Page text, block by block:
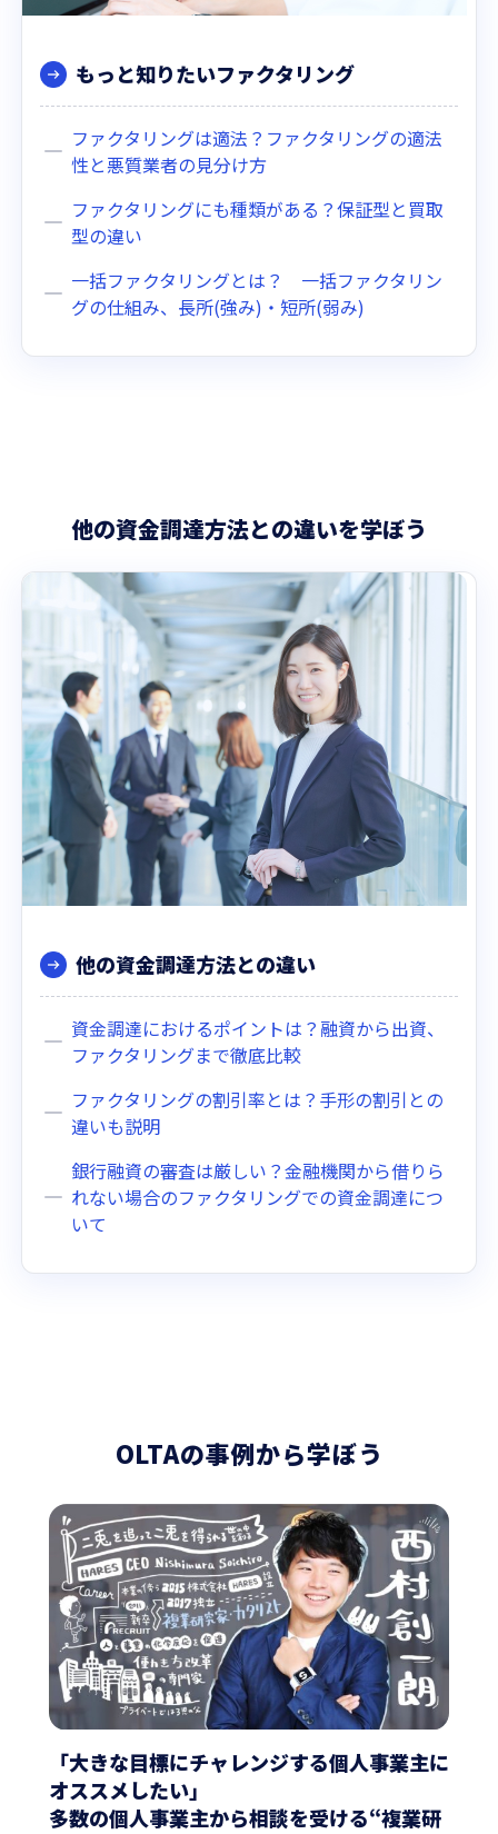
もっと知りたいファクタリング
ファクタリングは適法？ファクタリングの適法
性と悪質業者の見分け方
ファクタリングにも種類がある？保証型と買取
型の違い
一括ファクタリングとは？ 一括ファクタリン
グの仕組み、長所(強み)・短所(弱み)
他の資金調達方法との違いを学ぼう
他の資金調達方法との違い
資金調達におけるポイントは？融資から出資、
ファクタリングまで徹底比較
ファクタリングの割引率とは？手形の割引との
違いも説明
銀行融資の審査は厳しい？金融機関から借りら
れない場合のファクタリングでの資金調達につ
いて
OLTAの事例から学ぼう
「大きな目標にチャレンジする個人事業主に
オススメしたい」
多数の個人事業主から相談を受ける“複業研